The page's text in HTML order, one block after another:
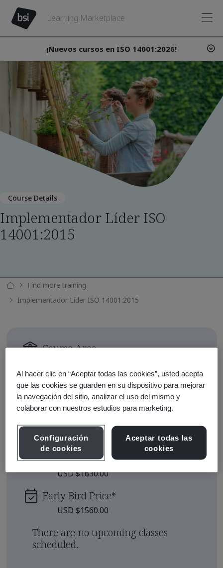
Learning Marketplace
¡Nuevos cursos en ISO 14001:2026!
Course Details
Implementador Líder ISO
14001:2015
Find more training
Implementador Líder ISO 14001:2015
Course Area
Course Duration
5 Days
Continuing Education Units
4.0
Course Fee
USD $1630.00
Early Bird Price*
USD $1560.00
There are no upcoming classes
scheduled.
Al hacer clic en “Aceptar todas las cookies”, usted acepta
que las cookies se guarden en su dispositivo para mejorar
la navegación del sitio, analizar el uso del mismo y
colaborar con nuestros estudios para marketing.
Configuración
de cookies
Aceptar todas las
cookies